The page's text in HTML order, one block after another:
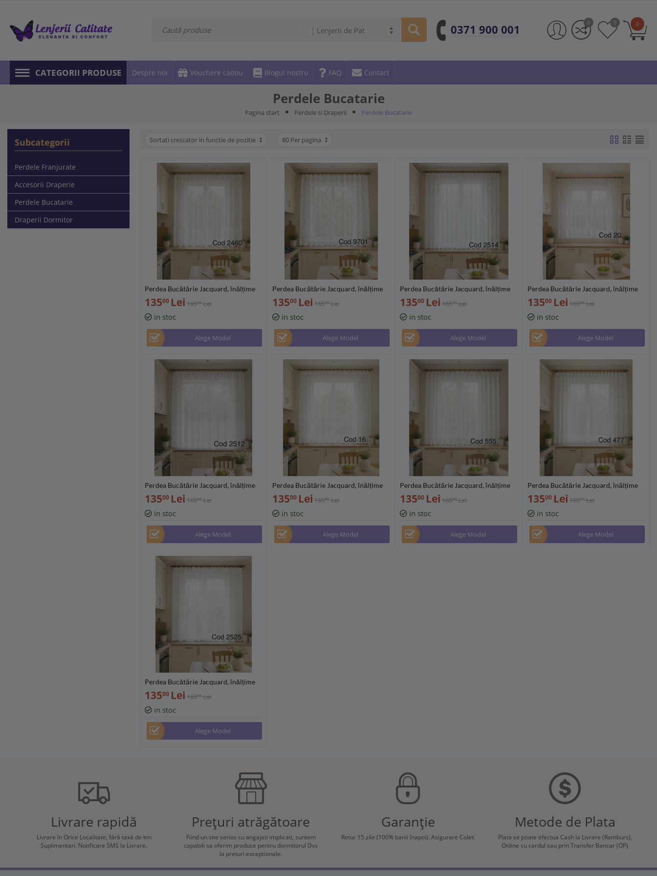
0371 900 001
¦ Lenjerii de Pat
0
0 0
CATEGORII PRODUSE Despre noi Vouchere cadou Blogul nostru FAQ Contact
Perdele Bucatarie
Pagina start Perdele si Draperii Perdele Bucatarie
Subcategorii
Perdele Franjurate
Accesorii Draperie
Perdele Bucatarie
Draperii Dormitor
Sortati crescator in functie de pozitie 80 Per pagina
Perdea Bucătărie Jacquard, înălțime
160 cm, diverse lățimi (300/400/500
cm) - PB2460
13500 Lei 16500 Lei
in stoc
Alege Model
Perdea Bucătărie Jacquard, înălțime
160 cm, diverse lățimi (300/400/500
cm) - PB9701
13500 Lei 16500 Lei
in stoc
Alege Model
Perdea Bucătărie Jacquard, înălțime
160 cm, diverse lățimi (300/400/500
cm) - PB2514
13500 Lei 16500 Lei
in stoc
Alege Model
Perdea Bucătărie Jacquard, înălțime
160 cm, diverse lățimi (300/400/500
cm) - PB20
13500 Lei 16500 Lei
in stoc
Alege Model
Perdea Bucătărie Jacquard, înălțime
160 cm, diverse lățimi (300/400/500
cm) - PB2512
13500 Lei 16500 Lei
in stoc
Alege Model
Perdea Bucătărie Jacquard, înălțime
160 cm, diverse lățimi (300/400/500
cm) - PB16
13500 Lei 16500 Lei
in stoc
Alege Model
Perdea Bucătărie Jacquard, înălțime
160 cm, diverse lățimi (300/400/500
cm) - PB555
13500 Lei 16500 Lei
in stoc
Alege Model
Perdea Bucătărie Jacquard, înălțime
160 cm, diverse lățimi (300/400/500
cm) - PB477
13500 Lei 16500 Lei
in stoc
Alege Model
Perdea Bucătărie Jacquard, înălțime
160 cm, diverse lățimi (300/400/500
cm) - PB2525
13500 Lei 16500 Lei
in stoc
Alege Model
Livrare rapidă
Livrare în Orice Localitate, fără taxă de km
Suplimentari. Notificare SMS la Livrare.
Prețuri atrăgătoare
Fiind un site serios cu angajati implicati, suntem
capabili sa oferim produse pentru dormitorul Dvs
la preturi exceptionale.
Garanție
Retur 15 zile (100% banii înapoi). Asigurare Colet.
Metode de Plata
Plata se poate efectua Cash la Livrare (Ramburs),
Online cu cardul sau prin Transfer Bancar (OP)